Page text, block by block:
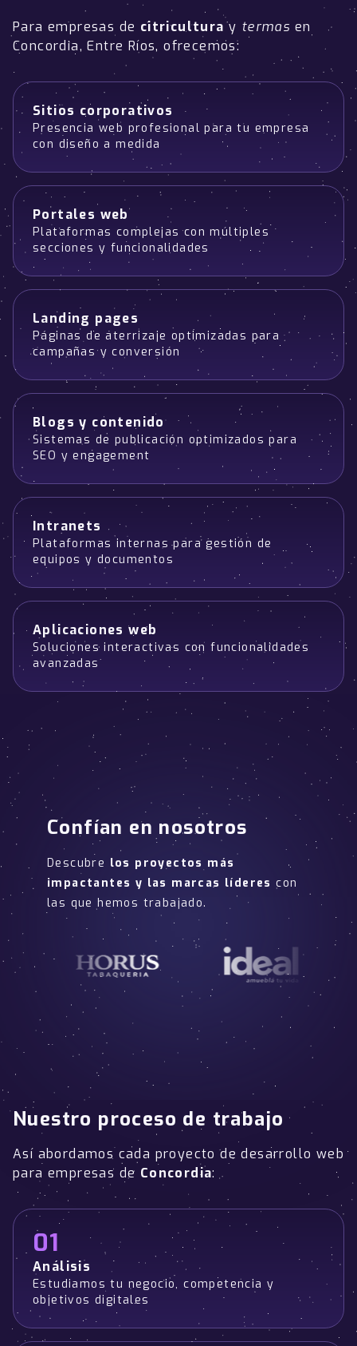
Para empresas de citriculturay termas en
Concordia, Entre Ríos, ofrecemos:
Sitios corporativos
Presencia web profesional para tu empresa
con diseño a medida
Portales web
Plataformas complejas con múltiples
secciones y funcionalidades
Landing pages
Páginas de aterrizaje optimizadas para
campañas y conversión
Blogs y contenido
Sistemas de publicación optimizados para
SEO y engagement
Intranets
Plataformas internas para gestión de
equipos y documentos
Aplicaciones web
Soluciones interactivas con funcionalidades
avanzadas
Confían en nosotros
Descubre los proyectos más
impactantes y las marcas líderes con
las que hemos trabajado.
Nuestro proceso de trabajo
Así abordamos cada proyecto de desarrollo web
para empresas de Concordia:
01
Análisis
Estudiamos tu negocio, competencia y
objetivos digitales